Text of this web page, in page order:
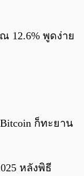
12.6% พูดง่าย
ก็ทะยาน
หลังพิธี